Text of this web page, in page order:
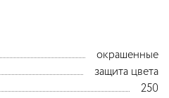
окрашенные
защита цвета
250